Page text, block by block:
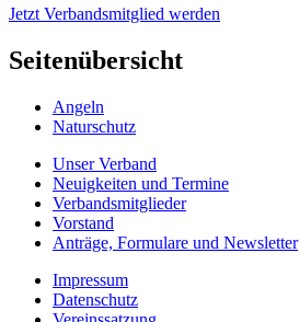
Jetzt Verbandsmitglied werden
Seitenübersicht
Angeln
Naturschutz
Unser Verband
Neuigkeiten und Termine
Verbandsmitglieder
Vorstand
Anträge, Formulare und Newsletter
Impressum
Datenschutz